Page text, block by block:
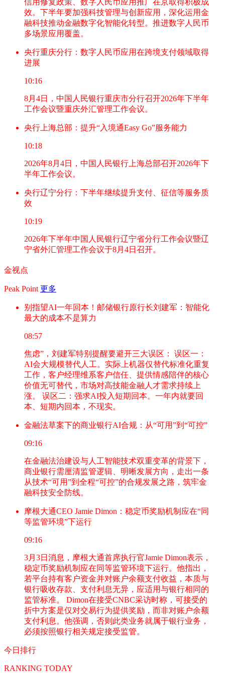
效。下半年要加强科技管理与创新应用，深化运用金
融科技推动金融数字化智能化转型。推进数字人民币
多场景应用覆盖。
央行重庆分行：数字人民币应用在跨境支付领域取得
进展
10:16
8月4日，中国人民银行重庆市分行召开2026年下半年
工作会议暨重庆外汇管理工作会议。
央行上海总部：提升“入境通Easy Go”服务能力
10:18
2026年8月4日，中国人民银行上海总部召开2026年下
半年工作会议。
央行辽宁分行：下半年继续提升支付、征信等服务质
效
10:19
2026年下半年中国人民银行辽宁省分行工作会议暨辽
宁省外汇管理工作会议于8月4日召开。
金视点
Peak Point 更多
别指望AI一年回本！邮储银行原行长刘建军：智能化
最大的成本不是算力
08:57
焦虑”，刘建军特别提醒要避开三大误区： 误区一：
AI会大规模替代人工。实际上机器仅替代标准化重复
工作，客户经理维系客户信任、提供情感陪伴的核心
价值无可替代，市场对高技能金融人才需求持续上
涨。 误区二：强求AI投入短期回本。一年内就要回
本、短期内回本，不现实。
金融法草案下的商业银行AI合规：从“可用”到“可控”
09:16
在金融法治建设与人工智能技术双重变革的背景下，
商业银行需厘清监管逻辑、明晰发展方向，走出一条
从技术“可用”到全程“可控”的合规发展之路，筑牢金
融科技安全防线。
摩根大通CEO Jamie Dimon：稳定币奖励机制应在“同
等监管环境”下运行
09:16
3月3日消息，摩根大通首席执行官Jamie Dimon表示，
稳定币奖励机制应在同等监管环境下运行。他指出，
若平台持有客户资金并对账户余额支付收益，本质与
银行吸收存款、支付利息无异，应适用与银行相同的
监管标准。 Dimon在接受CNBC采访时称，可接受的
折中方案是仅对交易行为提供奖励，而非对账户余额
支付利息。他强调，否则此类业务就属于银行业务，
必须按照银行相关规定接受监管。
今日排行
RANKING TODAY